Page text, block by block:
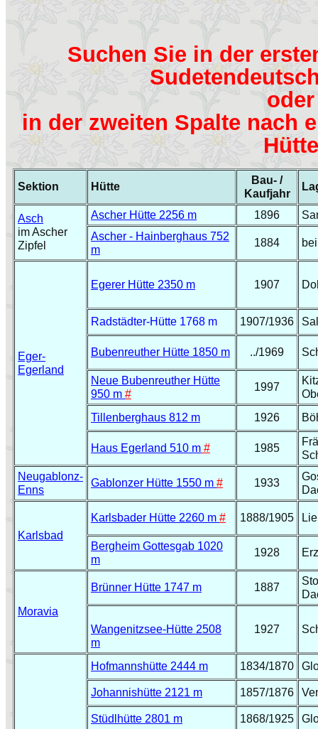
Suchen Sie in der
oder
in der zweiten Spalte nach
Hütte
Sektion Hütte
Bau- /
Kaufjahr
Asch
im Ascher
Zipfel
Ascher Hütte 2256 m 1896
Ascher - Hainberghaus 752
m
1884
Eger-
Egerland
Egerer Hütte 2350 m 1907
Radstädter-Hütte 1768 m 1907/1936
Bubenreuther Hütte 1850 m ../1969
Neue Bubenreuther Hütte
950 m#
1997
Tillenberghaus 812 m
1926
Haus Egerland510 m # 1985
Neugablonz-
Enns
Gablonzer Hütte 1550 m# 1933
Karlsbad
Karlsbader Hütte 2260 m # 1888/1905
Bergheim Gottesgab 1020
m
1928
Moravia
Brünner Hütte 1747 m 1887
Wangenitzsee-Hütte 2508
m
1927
Hofmannshütte 2444 m 1834/1870
Johannishütte 2121 m 1857/1876
Stüdlhütte 2801 m 1868/1925